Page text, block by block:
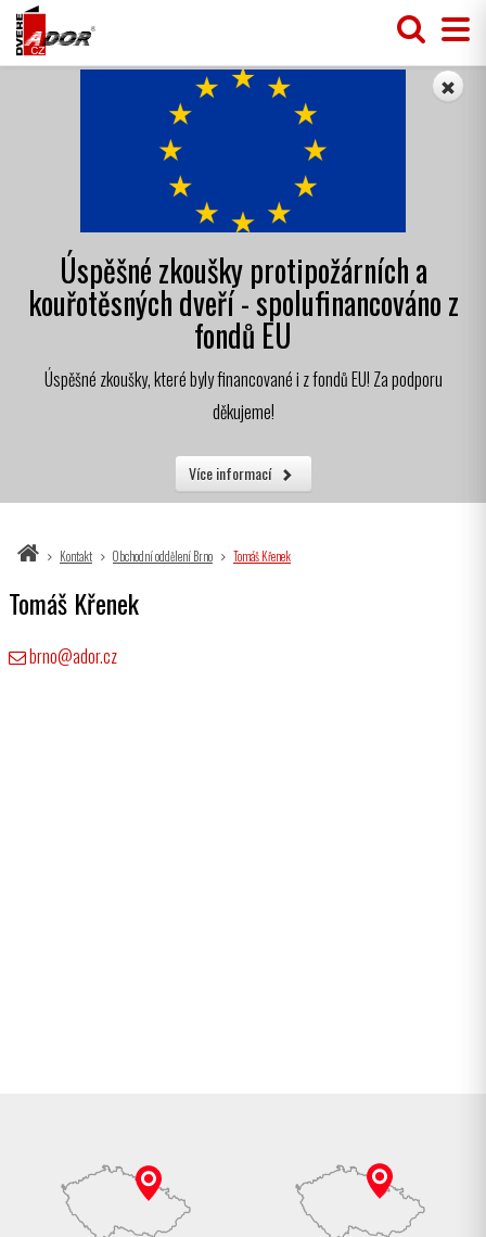
Úspěšné zkoušky protipožárních a
kouřotěsných dveří - spolufinancováno z
fondů EU
Úspěšné zkoušky, které byly financované i z fondů EU! Za podporu
děkujeme!
Více informací
Kontakt Obchodní oddělení Brno Tomáš Křenek
Tomáš Křenek
brno@ador.cz